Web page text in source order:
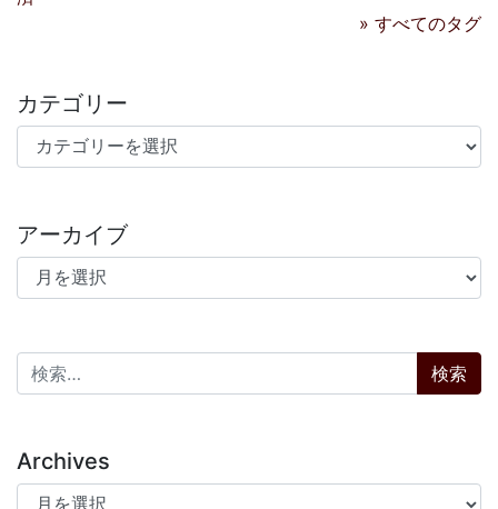
» すべてのタグ
カテゴリー
カテゴリー
アーカイブ
アーカイブ
検索:
Archives
Archives